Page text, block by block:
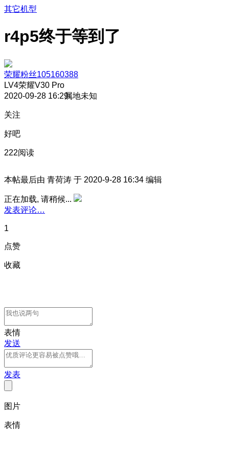
其它机型
r4p5终于等到了
荣耀粉丝105160388
LV4荣耀V30 Pro
2020-09-28 16:29属地未知
关注
好吧
222阅读
本帖最后由 青荷涛 于 2020-9-28 16:34 编辑
正在加载, 请稍候...
发表评论…
1
点赞
收藏
表情
发送
发表
图片
表情